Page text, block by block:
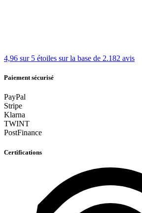
4,96 sur 5 étoiles sur la base de 2.182 avis
Paiement sécurisé
PayPal
Stripe
Klarna
TWINT
PostFinance
Certifications